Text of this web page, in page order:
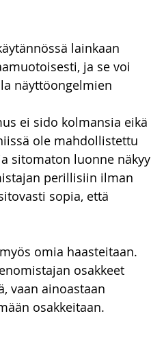
lainkaan
ja se voi
näyttöongelmien
ei sido kolmansia eikä
ole mahdollistettu
sitomaton luonne näkyy
perillisiin ilman
sopia, että
omia haasteitaan.
osakkeet
vaan ainoastaan
osakkeitaan.